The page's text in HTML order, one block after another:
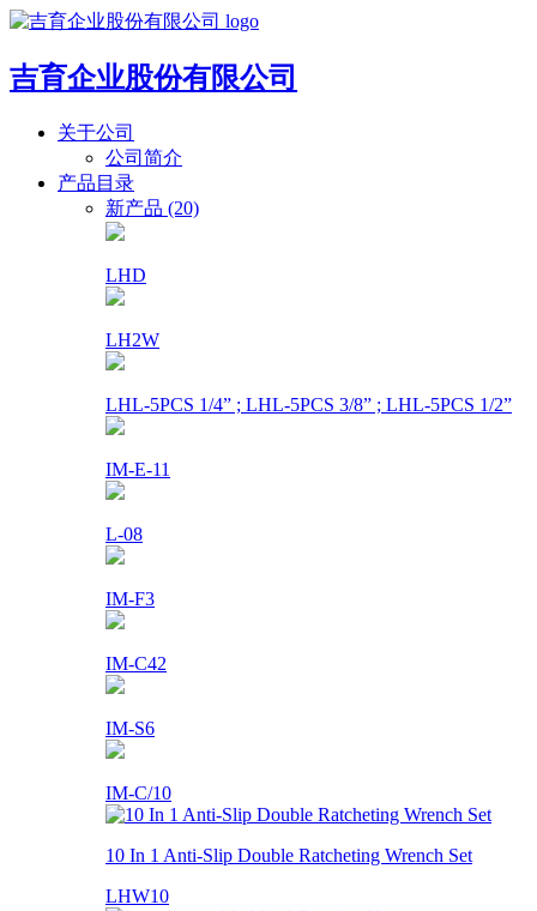
吉育企业股份有限公司
关于公司
公司简介
产品目录
新产品 (20)
LHD
LH2W
LHL-5PCS 1/4” ; LHL-5PCS 3/8” ; LHL-5PCS 1/2”
IM-E-11
L-08
IM-F3
IM-C42
IM-S6
IM-C/10
10 In 1 Anti-Slip Double Ratcheting Wrench Set
LHW10